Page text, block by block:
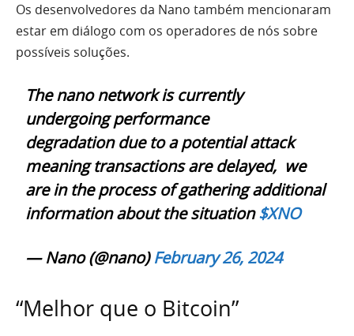
Os desenvolvedores da Nano também mencionaram
estar em diálogo com os operadores de nós sobre
possíveis soluções.
The nano network is currently
undergoing performance
degradation due to a potential attack
meaning transactions are delayed, we
are in the process of gathering additional
information about the situation$XNO
— Nano (@nano)February 26, 2024
“Melhor que o Bitcoin”